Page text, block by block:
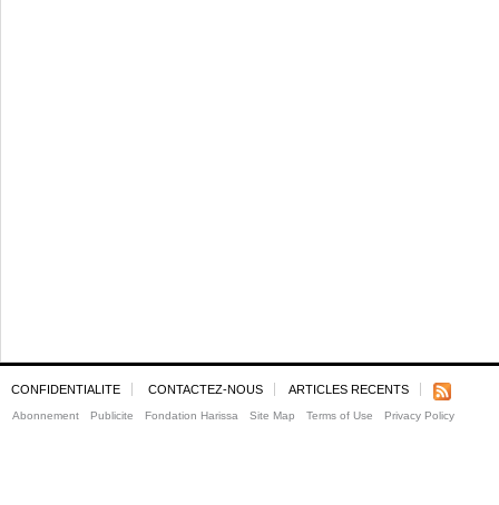
CONFIDENTIALITE CONTACTEZ-NOUS ARTICLES RECENTS
Abonnement Publicite Fondation Harissa Site Map Terms of Use Privacy Policy